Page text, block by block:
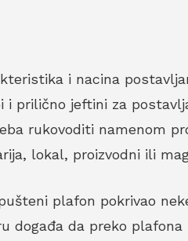
i nacina
prilično jeftini za
rukovoditi namenom
lokal, proizvodni ili
plafon pokrivao
događa da preko